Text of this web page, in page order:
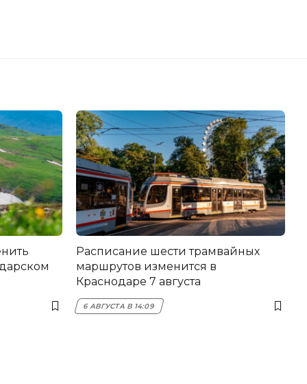
Расписание шести трамвайных
маршрутов изменится в
Краснодаре 7 августа
6 АВГУСТА В 14:09